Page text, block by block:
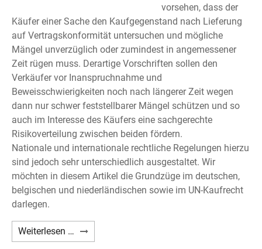
vorsehen, dass der
Käufer einer Sache den Kaufgegenstand nach Lieferung
auf Vertragskonformität untersuchen und mögliche
Mängel unverzüglich oder zumindest in angemessener
Zeit rügen muss. Derartige Vorschriften sollen den
Verkäufer vor Inanspruchnahme und
Beweisschwierigkeiten noch nach längerer Zeit wegen
dann nur schwer feststellbarer Mängel schützen und so
auch im Interesse des Käufers eine sachgerechte
Risikoverteilung zwischen beiden fördern.
Nationale und internationale rechtliche Regelungen hierzu
sind jedoch sehr unterschiedlich ausgestaltet. Wir
möchten in diesem Artikel die Grundzüge im deutschen,
belgischen und niederländischen sowie im UN-Kaufrecht
darlegen.
Weiterlesen … Untersuchungs-
und